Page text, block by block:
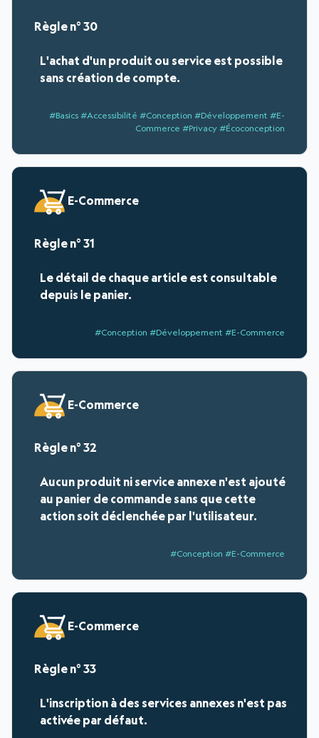
30
L'achat d'un produit ou service est possible
sans création de compte.
#Basics #Accessibilité #Conception #Développement #E-
Commerce #Privacy #Écoconception
E-Commerce
31
Le détail de chaque article est consultable
depuis le panier.
#Conception #Développement #E-Commerce
E-Commerce
32
Aucun produit ni service annexe n'est ajouté
au panier de commande sans que cette
action soit déclenchée par l'utilisateur.
#Conception #E-Commerce
E-Commerce
33
L'inscription à des services annexes n'est pas
activée par défaut.